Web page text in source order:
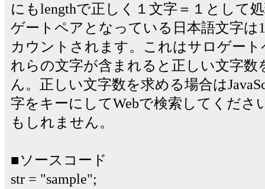
にもlengthで正しく１文字＝１として
ゲートペアとなっている日本語文字は
カウントされます。これはサロゲー
れらの文字が含まれると正しい文字
ん。正しい文字数を求める場合は
字をキーにしてWebで検索してくださ
もしれません。
■ソースコード
str = "sample";